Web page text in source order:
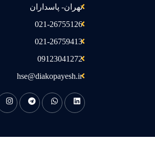
تهران- پاسداران
021-26755126
021-26759413
09123041272
hse@diakopayesh.ir